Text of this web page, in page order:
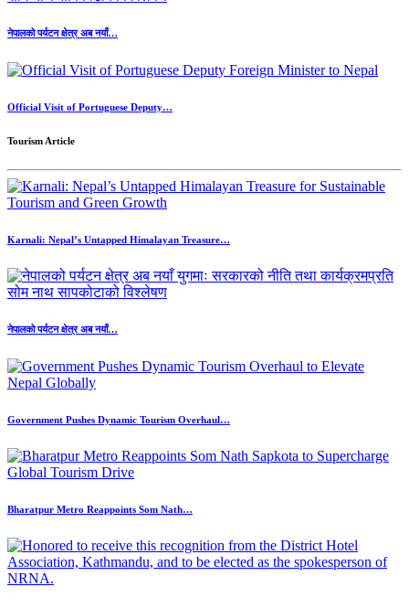
नेपालको पर्यटन क्षेत्र अब नयाँ…
Official Visit of Portuguese Deputy…
Tourism Article
Karnali: Nepal’s Untapped Himalayan Treasure…
नेपालको पर्यटन क्षेत्र अब नयाँ…
Government Pushes Dynamic Tourism Overhaul…
Bharatpur Metro Reappoints Som Nath…